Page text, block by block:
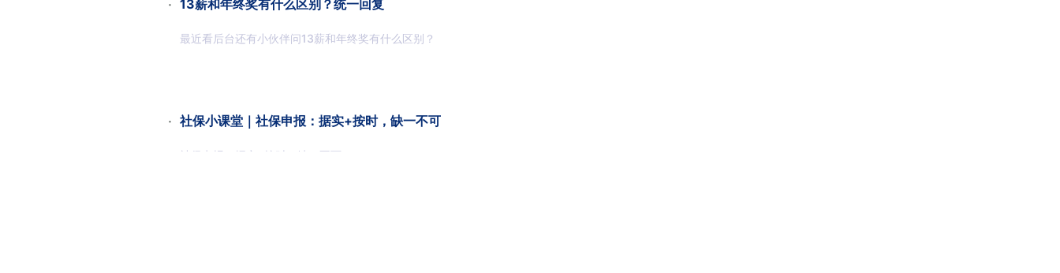
· 13薪和年终奖有什么区别？统一回复
最近看后台还有小伙伴问13薪和年终奖有什么区别？
· 社保小课堂｜社保申报：据实+按时，缺一不可
社保申报：据实+按时，缺一不可